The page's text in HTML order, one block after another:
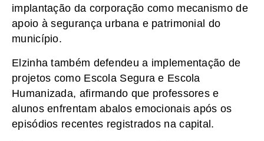
implantação da corporação como mecanismo de
apoio à segurança urbana e patrimonial do
município.
Elzinha também defendeu a implementação de
projetos como Escola Segura e Escola
Humanizada, afirmando que professores e
alunos enfrentam abalos emocionais após os
episódios recentes registrados na capital.